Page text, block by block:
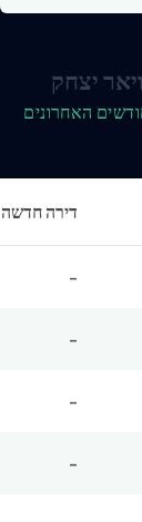
יצחק
דירה חדשה
-
-
-
-